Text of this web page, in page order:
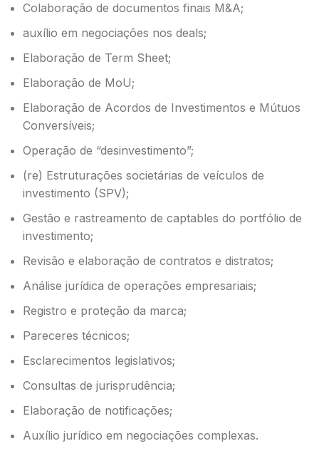
Colaboração de documentos finais M&A;
auxílio em negociações nos deals;
Elaboração de Term Sheet;
Elaboração de MoU;
Elaboração de Acordos de Investimentos e Mútuos
Conversíveis;
Operação de “desinvestimento”;
(re) Estruturações societárias de veículos de
investimento (SPV);
Gestão e rastreamento de captables do portfólio de
investimento;
Revisão e elaboração de contratos e distratos;
Análise jurídica de operações empresariais;
Registro e proteção da marca;
Pareceres técnicos;
Esclarecimentos legislativos;
Consultas de jurisprudência;
Elaboração de notificações;
Auxílio jurídico em negociações complexas.